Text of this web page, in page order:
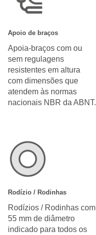
Apoio de braços
Apoia-braços com ou
sem regulagens
resistentes em altura
com dimensões que
atendem às normas
nacionais NBR da ABNT.
Rodízio / Rodinhas
Rodízios / Rodinhas com
55 mm de diâmetro
indicado para todos os